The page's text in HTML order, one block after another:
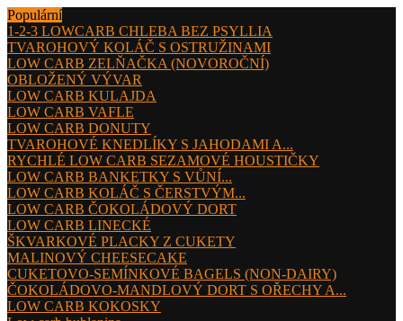
Populární
1-2-3 LOWCARB CHLEBA BEZ PSYLLIA
TVAROHOVÝ KOLÁČ S OSTRUŽINAMI
LOW CARB ZELŇAČKA (NOVOROČNÍ)
OBLOŽENÝ VÝVAR
LOW CARB KULAJDA
LOW CARB VAFLE
LOW CARB DONUTY
TVAROHOVÉ KNEDLÍKY S JAHODAMI A...
RYCHLÉ LOW CARB SEZAMOVÉ HOUSTIČKY
LOW CARB BANKETKY S VŮNÍ...
LOW CARB KOLÁČ S ČERSTVÝM...
LOW CARB ČOKOLÁDOVÝ DORT
LOW CARB LINECKÉ
ŠKVARKOVÉ PLACKY Z CUKETY
MALINOVÝ CHEESECAKE
CUKETOVO-SEMÍNKOVÉ BAGELS (NON-DAIRY)
ČOKOLÁDOVO-MANDLOVÝ DORT S OŘECHY A...
LOW CARB KOKOSKY